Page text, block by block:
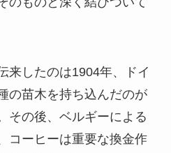
来したのは1904年、ドイ
の苗木を持ち込んだのが
その後、ベルギーによる
コーヒーは重要な換金作